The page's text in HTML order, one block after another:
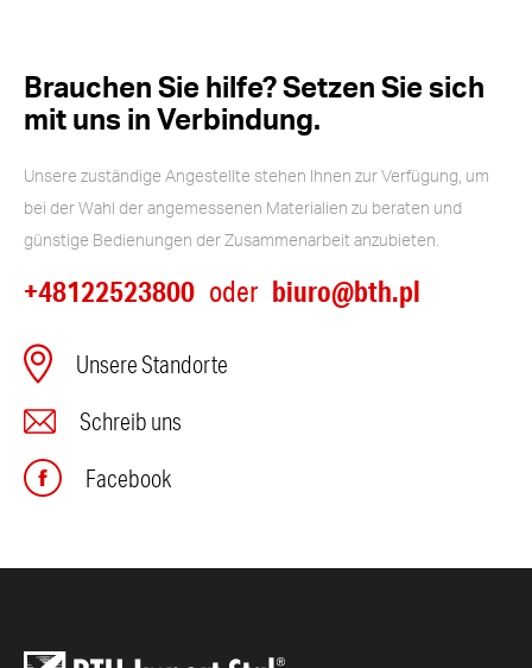
Brauchen Sie hilfe? Setzen Sie sich
mit uns in Verbindung.
Unsere zuständige Angestellte stehen Ihnen zur Verfügung, um
bei der Wahl der angemessenen Materialien zu beraten und
günstige Bedienungen der Zusammenarbeit anzubieten.
+48122523800 oder biuro@bth.pl
Unsere Standorte
Schreib uns
Facebook